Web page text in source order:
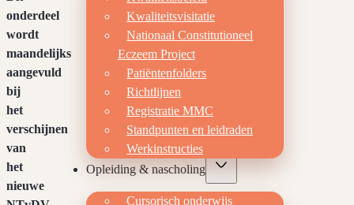
Kwaliteitsvisitatie
Nationaal Constitutioneel
Eczeem Project
Patiëntenfolders
Richtlijnen
Registratie MMC
Standpunten en leidraden
Werkinstructies
Opleiding & nascholing
Cursorisch onderwijs
onderdeel
wordt
maandelijks
aangevuld
bij
het
verschijnen
van
het
nieuwe